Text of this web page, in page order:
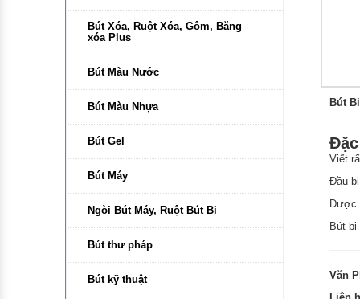
Bút Xóa, Ruột Xóa, Gôm, Băng
xóa Plus
Bút Màu Nước
Bút Màu Nhựa
Bút Gel
Bút Máy
Ngòi Bút Máy, Ruột Bút Bi
Bút thư pháp
Bút kỹ thuật
Bút
Viết
Đầu
Được
Bút bi
Văn
Liên